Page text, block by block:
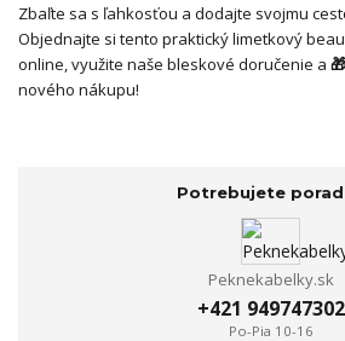
Zbaľte sa s ľahkosťou a dodajte svojmu
Objednajte si tento praktický limetkový
online, využite naše bleskové doručenie a
nového nákupu!
Potrebujete
Peknekabelky.sk
+421 949747302
Po-Pia 10-16